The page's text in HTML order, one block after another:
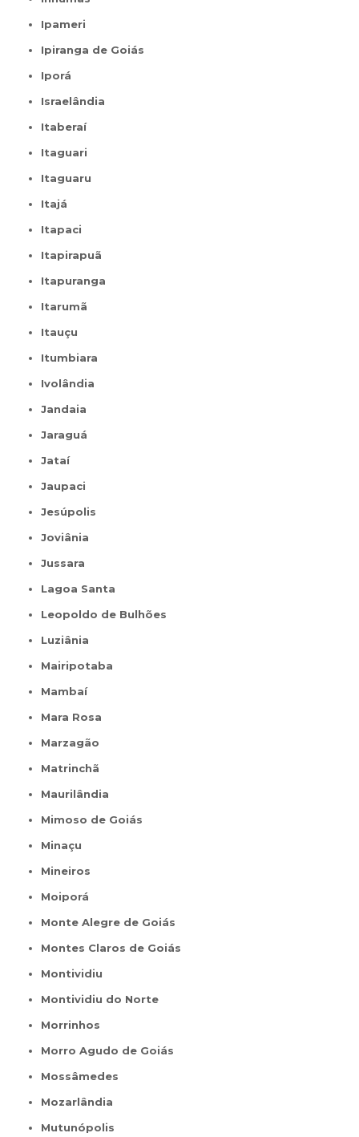
Ipameri
Ipiranga de Goiás
Iporá
Israelândia
Itaberaí
Itaguari
Itaguaru
Itajá
Itapaci
Itapirapuã
Itapuranga
Itarumã
Itauçu
Itumbiara
Ivolândia
Jandaia
Jaraguá
Jataí
Jaupaci
Jesúpolis
Joviânia
Jussara
Lagoa Santa
Leopoldo de Bulhões
Luziânia
Mairipotaba
Mambaí
Mara Rosa
Marzagão
Matrinchã
Maurilândia
Mimoso de Goiás
Minaçu
Mineiros
Moiporá
Monte Alegre de Goiás
Montes Claros de Goiás
Montividiu
Montividiu do Norte
Morrinhos
Morro Agudo de Goiás
Mossâmedes
Mozarlândia
Mutunópolis